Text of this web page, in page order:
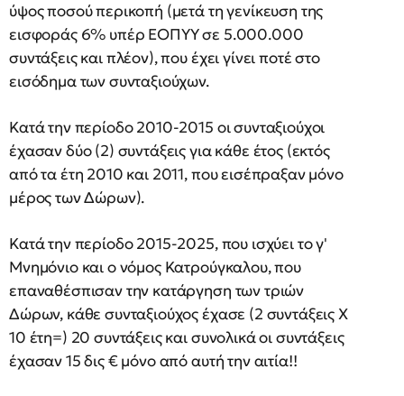
ύψος ποσού περικοπή (μετά τη γενίκευση της
εισφοράς 6% υπέρ ΕΟΠΥΥ σε 5.000.000
συντάξεις και πλέον), που έχει γίνει ποτέ στο
εισόδημα των συνταξιούχων.
Κατά την περίοδο 2010-2015 οι συνταξιούχοι
έχασαν δύο (2) συντάξεις για κάθε έτος (εκτός
από τα έτη 2010 και 2011, που εισέπραξαν μόνο
μέρος των Δώρων).
Κατά την περίοδο 2015-2025, που ισχύει το γ'
Μνημόνιο και ο νόμος Κατρούγκαλου, που
επαναθέσπισαν την κατάργηση των τριών
Δώρων, κάθε συνταξιούχος έχασε (2 συντάξεις Χ
10 έτη=) 20 συντάξεις και συνολικά οι συντάξεις
έχασαν 15 δις € μόνο από αυτή την αιτία!!